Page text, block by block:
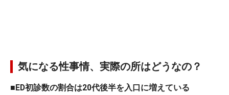
気になる性事情、実際の所はどうなの？
■ED初診数の割合は20代後半を入口に増えている